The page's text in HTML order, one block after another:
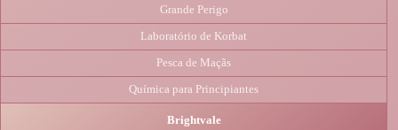
Grande Perigo
Laboratório de Korbat
Pesca de Maçãs
Química para Principiantes
Brightvale